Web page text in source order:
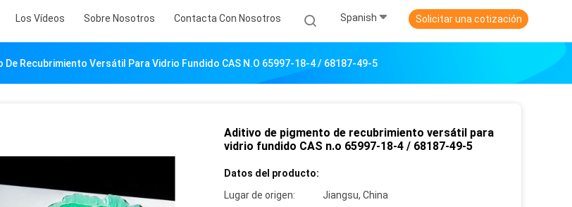
Los Vídeos Sobre Nosotros Contacta Con Nosotros Spanish Solicitar una cotización
De Recubrimiento Versátil Para Vidrio Fundido CAS N.o 65997-18-4 / 68187-49-5
Aditivo de pigmento de recubrimiento versátil para
vidrio fundido CAS n.o 65997-18-4 / 68187-49-5
Datos del producto:
Lugar de origen:
Jiangsu, China